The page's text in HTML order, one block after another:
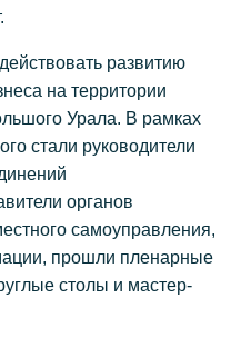
развитию
на территории
Урала. В рамках
стали руководители
органов
самоуправления,
прошли пленарные
столы и мастер-